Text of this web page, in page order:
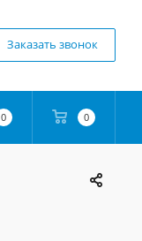
Заказать звонок
0 0